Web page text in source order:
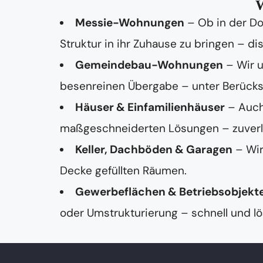
Messie-Wohnungen – Ob in der
Struktur in ihr Zuhause zu bringen –
Gemeindebau-Wohnungen – Wir
besenreinen Übergabe – unter
Häuser & Einfamilienhäuser –
maßgeschneiderten Lösungen –
Keller, Dachböden & Garagen –
Decke gefüllten Räumen.
Gewerbeflächen &
oder Umstrukturierung – schnell und